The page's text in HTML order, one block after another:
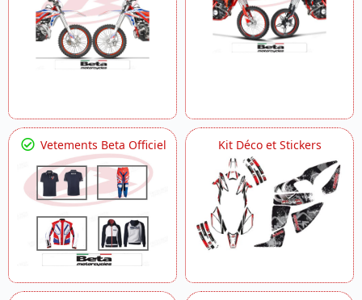
Vetements Beta Officiel Kit Déco et Stickers